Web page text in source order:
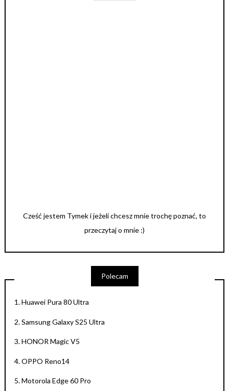
Cześć jestem Tymek i jeżeli chcesz mnie trochę poznać, to
przeczytaj o mnie :)
Polecam
1.Huawei Pura 80 Ultra
2.Samsung Galaxy S25 Ultra
3.HONOR Magic V5
4.OPPO Reno14
5.Motorola Edge 60 Pro